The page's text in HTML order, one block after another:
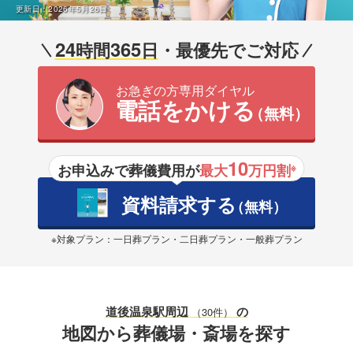
更新日：2026年5月26日
24時間365日 ・最優先でご対応
お急ぎの方専用ダイヤル
電話をかける（無料）
お申込みで葬儀費用が最大10万円割※
資料請求する（無料）
※対象プラン：一日葬プラン・二日葬プラン・一般葬プラン
道後温泉駅周辺 （30件） の
地図から葬儀場・斎場を探す